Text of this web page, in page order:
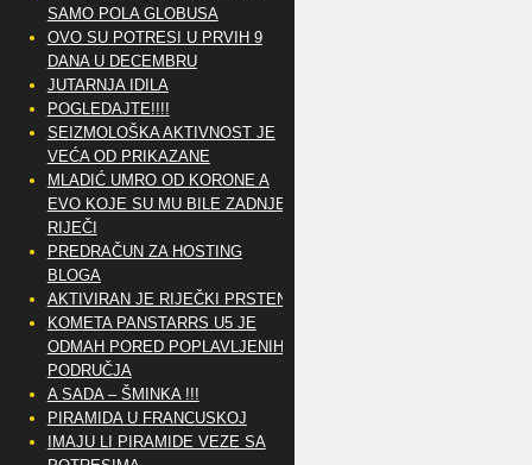
SAMO POLA GLOBUSA
OVO SU POTRESI U PRVIH 9
DANA U DECEMBRU
JUTARNJA IDILA
POGLEDAJTE!!!!
SEIZMOLOŠKA AKTIVNOST JE
VEĆA OD PRIKAZANE
MLADIĆ UMRO OD KORONE A
EVO KOJE SU MU BILE ZADNJE
RIJEČI
PREDRAČUN ZA HOSTING
BLOGA
AKTIVIRAN JE RIJEČKI PRSTEN
KOMETA PANSTARRS U5 JE
ODMAH PORED POPLAVLJENIH
PODRUČJA
A SADA – ŠMINKA !!!
PIRAMIDA U FRANCUSKOJ
IMAJU LI PIRAMIDE VEZE SA